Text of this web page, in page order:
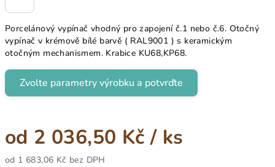
Porcelánový vypínač vhodný pro zapojení č.1 nebo č.6. Otočný
vypínač v krémově bílé barvě ( RAL9001 ) s keramickým
otočným mechanismem. Krabice KU68,KP68.
Zvolte parametry výrobku a potvrďte
od 2 036,50 Kč / ks
od 1 683,06 Kč bez DPH